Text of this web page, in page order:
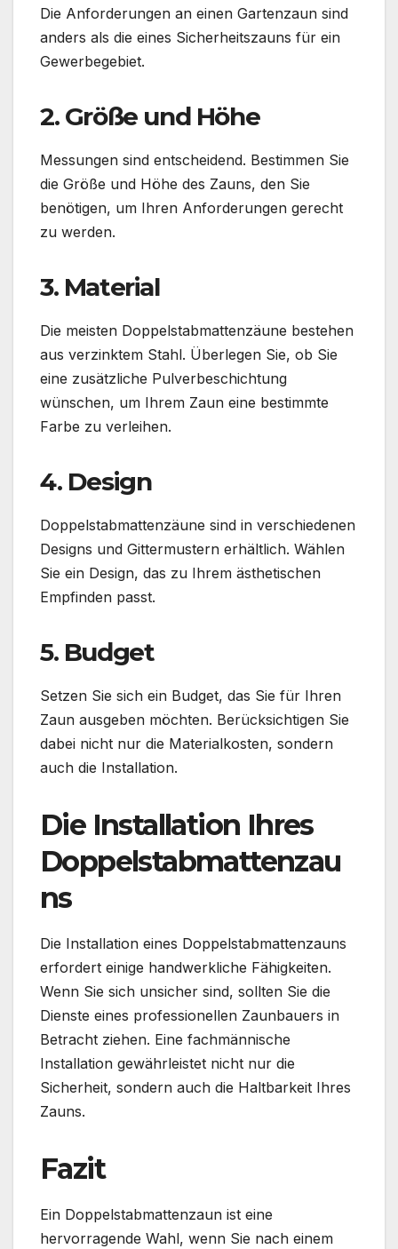
Die Anforderungen an einen Gartenzaun sind
anders als die eines Sicherheitszauns für ein
Gewerbegebiet.
2. Größe und Höhe
Messungen sind entscheidend. Bestimmen Sie
die Größe und Höhe des Zauns, den Sie
benötigen, um Ihren Anforderungen gerecht
zu werden.
3. Material
Die meisten Doppelstabmattenzäune bestehen
aus verzinktem Stahl. Überlegen Sie, ob Sie
eine zusätzliche Pulverbeschichtung
wünschen, um Ihrem Zaun eine bestimmte
Farbe zu verleihen.
4. Design
Doppelstabmattenzäune sind in verschiedenen
Designs und Gittermustern erhältlich. Wählen
Sie ein Design, das zu Ihrem ästhetischen
Empfinden passt.
5. Budget
Setzen Sie sich ein Budget, das Sie für Ihren
Zaun ausgeben möchten. Berücksichtigen Sie
dabei nicht nur die Materialkosten, sondern
auch die Installation.
Die Installation Ihres
Doppelstabmattenzau
ns
Die Installation eines Doppelstabmattenzauns
erfordert einige handwerkliche Fähigkeiten.
Wenn Sie sich unsicher sind, sollten Sie die
Dienste eines professionellen Zaunbauers in
Betracht ziehen. Eine fachmännische
Installation gewährleistet nicht nur die
Sicherheit, sondern auch die Haltbarkeit Ihres
Zauns.
Fazit
Ein Doppelstabmattenzaun ist eine
hervorragende Wahl, wenn Sie nach einem